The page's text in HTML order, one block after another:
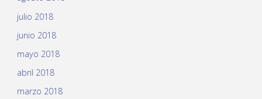
julio 2018
junio 2018
mayo 2018
abril 2018
marzo 2018